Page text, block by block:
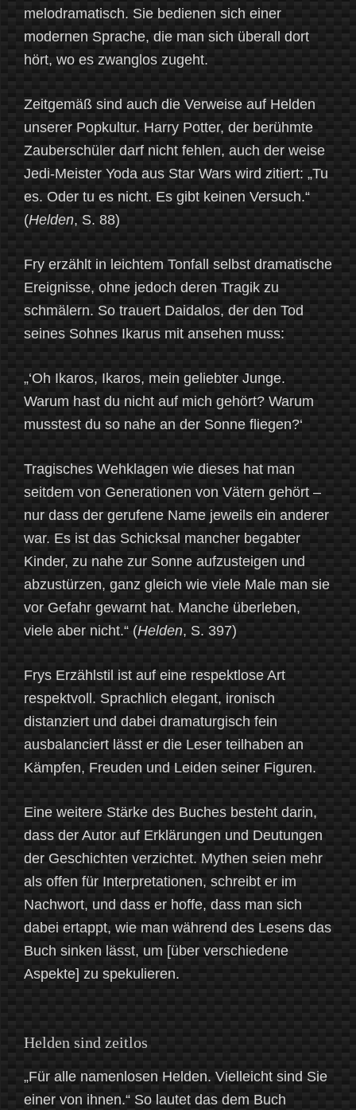
melodramatisch. Sie bedienen sich einer
modernen Sprache, die man sich überall dort
hört, wo es zwanglos zugeht.
Zeitgemäß sind auch die Verweise auf Helden
unserer Popkultur. Harry Potter, der berühmte
Zauberschüler darf nicht fehlen, auch der weise
Jedi-Meister Yoda aus Star Wars wird zitiert: „Tu
es. Oder tu es nicht. Es gibt keinen Versuch.“
(Helden, S. 88)
Fry erzählt in leichtem Tonfall selbst dramatische
Ereignisse, ohne jedoch deren Tragik zu
schmälern. So trauert Daidalos, der den Tod
seines Sohnes Ikarus mit ansehen muss:
„‘Oh Ikaros, Ikaros, mein geliebter Junge.
Warum hast du nicht auf mich gehört? Warum
musstest du so nahe an der Sonne fliegen?‘
Tragisches Wehklagen wie dieses hat man
seitdem von Generationen von Vätern gehört –
nur dass der gerufene Name jeweils ein anderer
war. Es ist das Schicksal mancher begabter
Kinder, zu nahe zur Sonne aufzusteigen und
abzustürzen, ganz gleich wie viele Male man sie
vor Gefahr gewarnt hat. Manche überleben,
viele aber nicht.“ (Helden, S. 397)
Frys Erzählstil ist auf eine respektlose Art
respektvoll. Sprachlich elegant, ironisch
distanziert und dabei dramaturgisch fein
ausbalanciert lässt er die Leser teilhaben an
Kämpfen, Freuden und Leiden seiner Figuren.
Eine weitere Stärke des Buches besteht darin,
dass der Autor auf Erklärungen und Deutungen
der Geschichten verzichtet. Mythen seien mehr
als offen für Interpretationen, schreibt er im
Nachwort, und dass er hoffe, dass man sich
dabei ertappt, wie man während des Lesens das
Buch sinken lässt, um [über verschiedene
Aspekte] zu spekulieren.
Helden sind zeitlos
„Für alle namenlosen Helden. Vielleicht sind Sie
einer von ihnen.“ So lautet das dem Buch